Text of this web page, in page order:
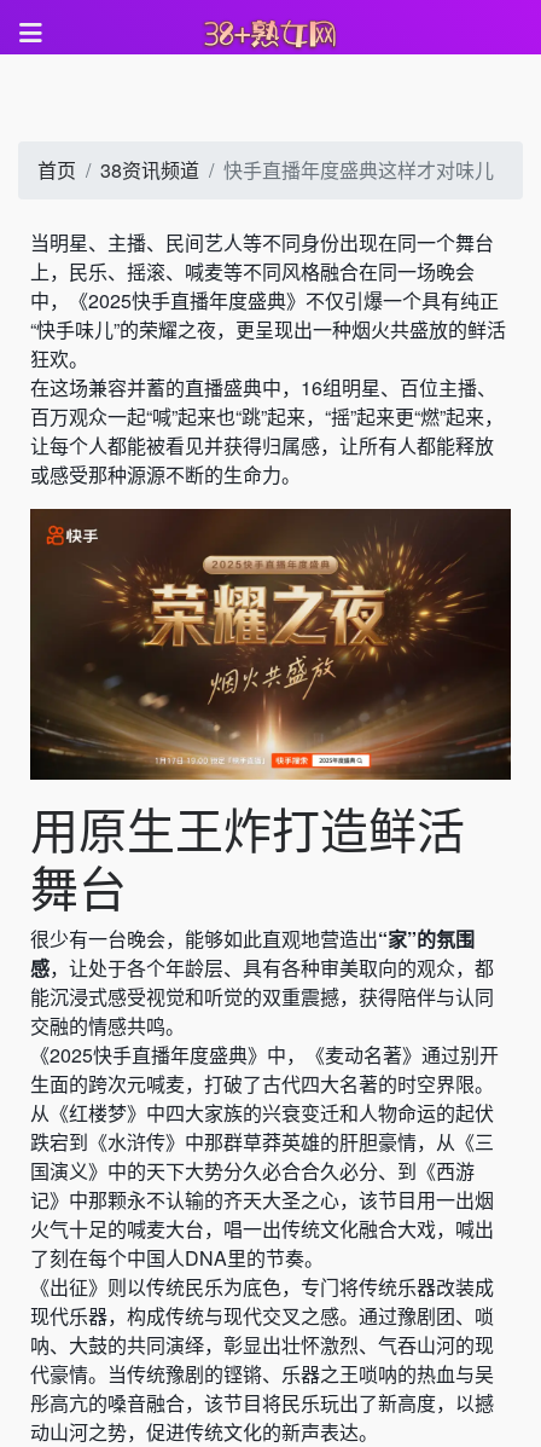
首页 38资讯频道 快手直播年度盛典这样才对味儿
当明星、主播、民间艺人等不同身份出现在同一个舞台
上，民乐、摇滚、喊麦等不同风格融合在同一场晚会
中，《2025快手直播年度盛典》不仅引爆一个具有纯正
“快手味儿”的荣耀之夜，更呈现出一种烟火共盛放的鲜活
狂欢。
在这场兼容并蓄的直播盛典中，16组明星、百位主播、
百万观众一起“喊”起来也“跳”起来，“摇”起来更“燃”起来，
让每个人都能被看见并获得归属感，让所有人都能释放
或感受那种源源不断的生命力。
用原生王炸打造鲜活
舞台
很少有一台晚会，能够如此直观地营造出“家”的氛围
感，让处于各个年龄层、具有各种审美取向的观众，都
能沉浸式感受视觉和听觉的双重震撼，获得陪伴与认同
交融的情感共鸣。
《2025快手直播年度盛典》中，《麦动名著》通过别开
生面的跨次元喊麦，打破了古代四大名著的时空界限。
从《红楼梦》中四大家族的兴衰变迁和人物命运的起伏
跌宕到《水浒传》中那群草莽英雄的肝胆豪情，从《三
国演义》中的天下大势分久必合合久必分、到《西游
记》中那颗永不认输的齐天大圣之心，该节目用一出烟
火气十足的喊麦大台，唱一出传统文化融合大戏，喊出
了刻在每个中国人DNA里的节奏。
《出征》则以传统民乐为底色，专门将传统乐器改装成
现代乐器，构成传统与现代交叉之感。通过豫剧团、唢
呐、大鼓的共同演绎，彰显出壮怀激烈、气吞山河的现
代豪情。当传统豫剧的铿锵、乐器之王唢呐的热血与吴
彤高亢的嗓音融合，该节目将民乐玩出了新高度，以撼
动山河之势，促进传统文化的新声表达。